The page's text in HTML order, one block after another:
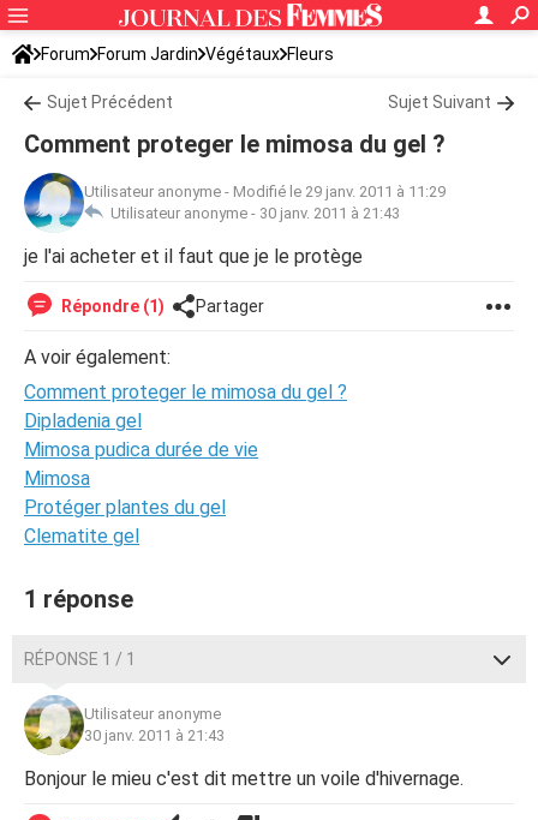
Forum Forum Jardin Végétaux Fleurs
Sujet Précédent Sujet Suivant
Comment proteger le mimosa du gel ?
Utilisateur anonyme - Modifié le 29 janv. 2011 à 11:29
Utilisateur anonyme - 30 janv. 2011 à 21:43
je l'ai acheter et il faut que je le protège
Répondre (1) Partager
A voir également:
Comment proteger le mimosa du gel ?
Dipladenia gel
Mimosa pudica durée de vie
Mimosa
Protéger plantes du gel
Clematite gel
1 réponse
RÉPONSE 1 / 1
Utilisateur anonyme
30 janv. 2011 à 21:43
Bonjour le mieu c'est dit mettre un voile d'hivernage.